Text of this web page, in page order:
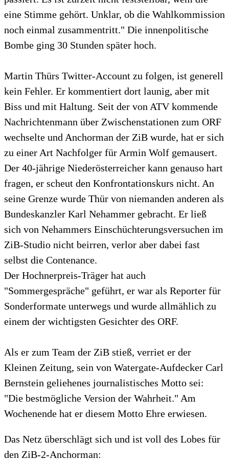
eine Stimme gehört. Unklar, ob die Wahlkommission
noch einmal zusammentritt." Die innenpolitische
Bombe ging 30 Stunden später hoch.
Martin Thürs Twitter-Account zu folgen, ist generell
kein Fehler. Er kommentiert dort launig, aber mit
Biss und mit Haltung. Seit der von ATV kommende
Nachrichtenmann über Zwischenstationen zum ORF
wechselte und Anchorman der ZiB wurde, hat er sich
zu einer Art Nachfolger für Armin Wolf gemausert.
Der 40-jährige Niederösterreicher kann genauso hart
fragen, er scheut den Konfrontationskurs nicht. An
seine Grenze wurde Thür von niemanden anderen als
Bundeskanzler Karl Nehammer gebracht. Er ließ
sich von Nehammers Einschüchterungsversuchen im
ZiB-Studio nicht beirren, verlor aber dabei fast
selbst die Contenance.
Der Hochnerpreis-Träger hat auch
"Sommergespräche" geführt, er war als Reporter für
Sonderformate unterwegs und wurde allmählich zu
einem der wichtigsten Gesichter des ORF.
Als er zum Team der ZiB stieß, verriet er der
Kleinen Zeitung, sein von Watergate-Aufdecker Carl
Bernstein geliehenes journalistisches Motto sei:
"Die bestmögliche Version der Wahrheit." Am
Wochenende hat er diesem Motto Ehre erwiesen.
Das Netz überschlägt sich und ist voll des Lobes für
den ZiB-2-Anchorman: